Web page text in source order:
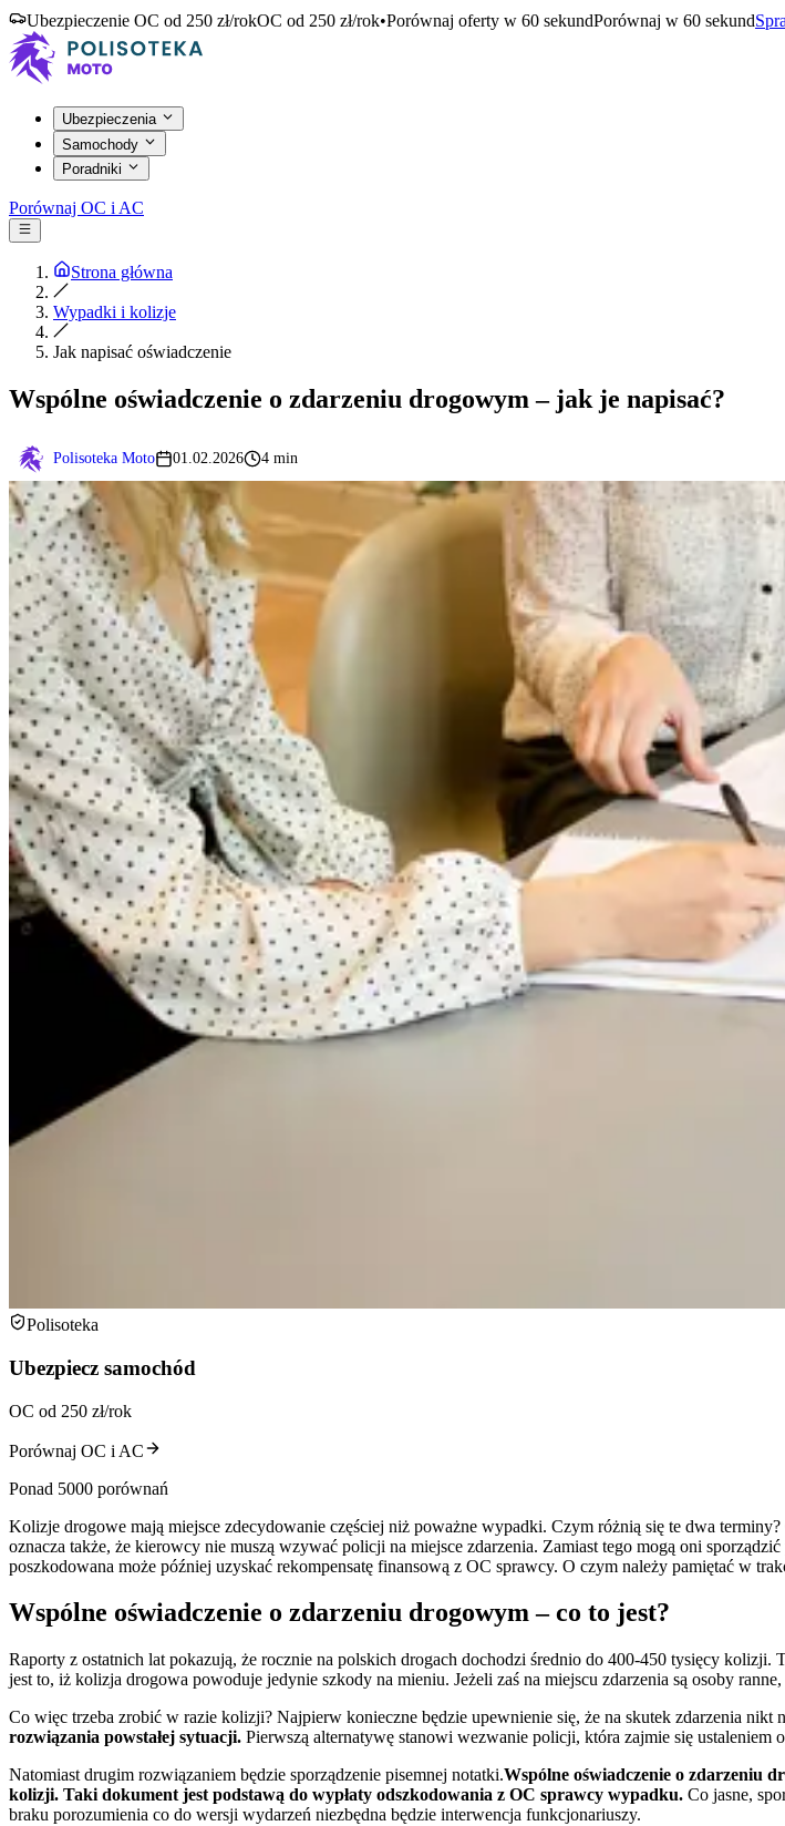
Ubezpieczenie OC od 250 zł/rokOC od 250 zł/rok•Porównaj oferty w 60 sekundPorównaj w 60 sekund
Ubezpieczenia
Samochody
Poradniki
Porównaj OC i AC
Strona główna
Wypadki i kolizje
Jak napisać oświadczenie
Wspólne oświadczenie o zdarzeniu drogowym – jak je napisać?
Polisoteka Moto 01.02.2026 4 min
Polisoteka
Ubezpiecz samochód
OC od 250 zł/rok
Porównaj OC i AC
Ponad 5000 porównań
Kolizje drogowe mają miejsce zdecydowanie częściej niż poważne wypadki. Czym różnią się te dwa
oznacza także, że kierowcy nie muszą wzywać policji na miejsce zdarzenia. Zamiast tego mogą oni
poszkodowana może później uzyskać rekompensatę finansową z OC sprawcy. O czym należy pamiętać w
Wspólne oświadczenie o zdarzeniu drogowym – co to jest?
Raporty z ostatnich lat pokazują, że rocznie na polskich drogach dochodzi średnio do 400-450 tysięcy
jest to, iż kolizja drogowa powoduje jedynie szkody na mieniu. Jeżeli zaś na miejscu zdarzenia są osoby
Co więc trzeba zrobić w razie kolizji? Najpierw konieczne będzie upewnienie się, że na skutek zdarzenia nikt
rozwiązania powstałej sytuacji. Pierwszą alternatywę stanowi wezwanie policji, która zajmie się
Natomiast drugim rozwiązaniem będzie sporządzenie pisemnej notatki.Wspólne oświadczenie o zdarzeniu
kolizji. Taki dokument jest podstawą do wypłaty odszkodowania z OC sprawcy wypadku. Co jasne,
braku porozumienia co do wersji wydarzeń niezbędna będzie interwencja funkcjonariuszy.